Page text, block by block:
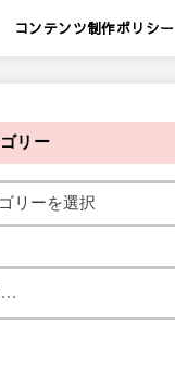
コンテンツ制作ポリシー
リー